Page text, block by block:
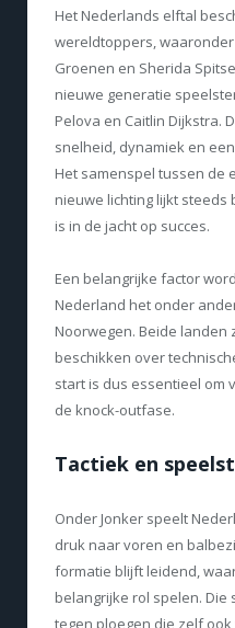
Het Nederlands elftal
wereldtoppers, waaronder
Groenen en Sherida
nieuwe generatie
Pelova en Caitlin Dijkstra.
snelheid, dynamiek en
Het samenspel tussen de
nieuwe lichting lijkt steeds
is in de jacht op succes.
Een belangrijke factor
Nederland het onder
Noorwegen. Beide
beschikken over
start is dus essentieel om
de knock-outfase.
Tactiek en
Onder Jonker speelt
druk naar voren en
formatie blijft leidend,
belangrijke rol spelen.
tegen ploegen die zelf